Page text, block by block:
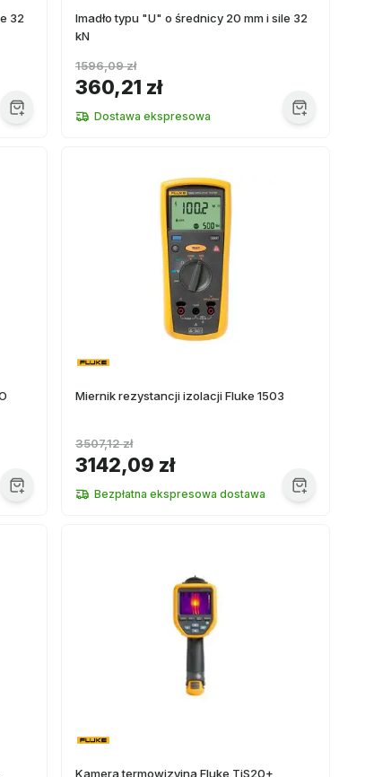
32
Imadło typu "U" o średnicy 20 mm i sile 32
kN
360,21 zł
1596,09 zł
Dostawa ekspresowa
Miernik rezystancji izolacji Fluke 1503
3142,09 zł
3507,12 zł
Bezpłatna ekspresowa dostawa
Kamera termowizyjna Fluke TiS20+